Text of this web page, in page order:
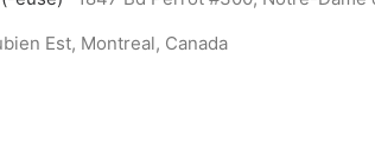
Est, Montreal, Canada